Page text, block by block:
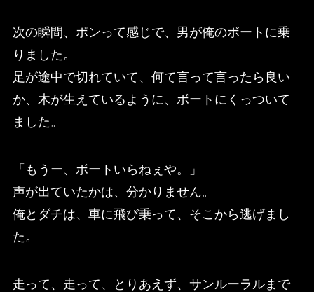
次の瞬間、ポンって感じで、男が俺のボートに乗
りました。
足が途中で切れていて、何て言って言ったら良い
か、木が生えているように、ボートにくっついて
ました。
「もうー、ボートいらねぇや。」
声が出ていたかは、分かりません。
俺とダチは、車に飛び乗って、そこから逃げまし
た。
走って、走って、とりあえず、サンルーラルまで